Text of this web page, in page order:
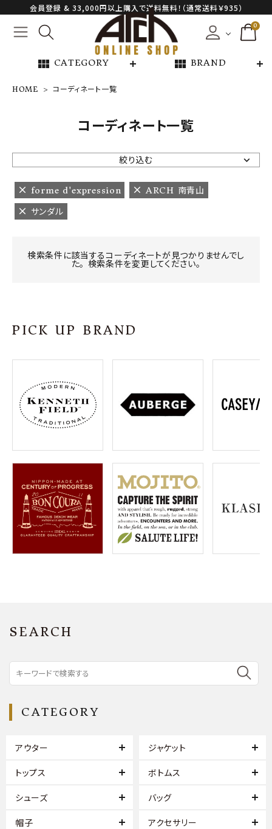
会員登録 & 33,000円以上購入で送料無料！（通常送料￥935）
0
view_module CATEGORY view_module BRAND
NEW ARRIVAL
ARCH EXCLUSIVE
BRAND
CATEGORY
プライバシーポリシー
特定商取引法について
お問い合わせ
OFFICIAL WEB SITE
meeting_room ログイン 会員登録
HOME コーディネート一覧
コーディネート一覧
絞り込む
forme d'expression
ARCH 南青山
サンダル
検索条件に該当するコーディネートが見つかりませんでし
た。 検索条件を変更してください。
PICK UP BRAND
SEARCH
CATEGORY
アウター ジャケット
トップス ボトムス
シューズ バッグ
帽子 アクセサリー